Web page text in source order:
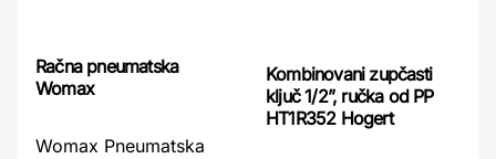
Račna pneumatska
Womax
Womax Pneumatska
Kombinovani zupčasti
ključ 1/2”, ručka od PP
HT1R352 Hogert